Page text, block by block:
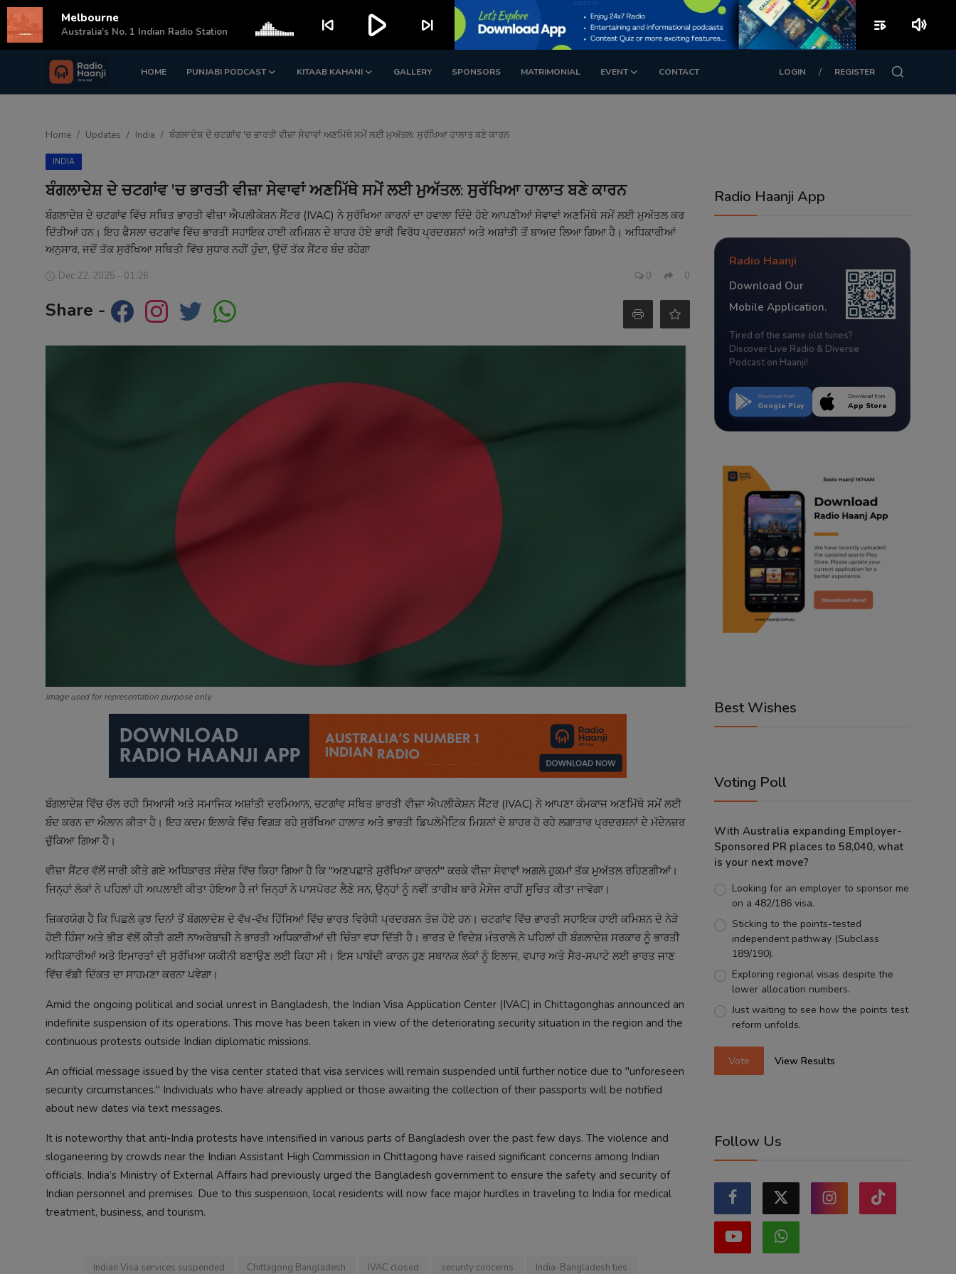
HOME PUNJABI PODCAST KITAAB KAHANI GALLERY SPONSORS MATRIMONIAL EVENT CONTACT LOGIN / REGISTER
Login Register
Punjabi Podcast
Kitaab Kahani
Sponsors
Matrimonial
Home Updates India ਬੰਗਲਾਦੇਸ਼ ਦੇ ਚਟਗਾਂਵ 'ਚ ਭਾਰਤੀ ਵੀਜ਼ਾ ਸੇਵਾਵਾਂ ਅਣਮਿੱਥੇ ਸਮੇਂ ਲਈ ਮੁਅੱਤਲ: ਸੁਰੱਖਿਆ ਹਾਲਾਤ ਬਣੇ ਕਾਰਨ
INDIA
ਬੰਗਲਾਦੇਸ਼ ਦੇ ਚਟਗਾਂਵ 'ਚ ਭਾਰਤੀ ਵੀਜ਼ਾ ਸੇਵਾਵਾਂ ਅਣਮਿੱਥੇ ਸਮੇਂ ਲਈ ਮੁਅੱਤਲ: ਸੁਰੱਖਿਆ ਹਾਲਾਤ ਬਣੇ ਕਾਰਨ
ਬੰਗਲਾਦੇਸ਼ ਦੇ ਚਟਗਾਂਵ ਵਿੱਚ ਸਥਿਤ ਭਾਰਤੀ ਵੀਜ਼ਾ ਐਪਲੀਕੇਸ਼ਨ ਸੈਂਟਰ (IVAC) ਨੇ ਸੁਰੱਖਿਆ ਕਾਰਨਾਂ ਦਾ ਹਵਾਲਾ ਦਿੰਦੇ ਹੋਏ ਆਪਣੀਆਂ ਸੇਵਾਵਾਂ ਅਣਮਿੱਥੇ ਸਮੇਂ ਲਈ ਮੁਅੱਤਲ ਕਰ
ਦਿੱਤੀਆਂ ਹਨ। ਇਹ ਫੈਸਲਾ ਚਟਗਾਂਵ ਵਿੱਚ ਭਾਰਤੀ ਸਹਾਇਕ ਹਾਈ ਕਮਿਸ਼ਨ ਦੇ ਬਾਹਰ ਹੋਏ ਭਾਰੀ ਵਿਰੋਧ ਪ੍ਰਦਰਸ਼ਨਾਂ ਅਤੇ ਅਸ਼ਾਂਤੀ ਤੋਂ ਬਾਅਦ ਲਿਆ ਗਿਆ ਹੈ। ਅਧਿਕਾਰੀਆਂ
ਅਨੁਸਾਰ, ਜਦੋਂ ਤੱਕ ਸੁਰੱਖਿਆ ਸਥਿਤੀ ਵਿੱਚ ਸੁਧਾਰ ਨਹੀਂ ਹੁੰਦਾ, ਉਦੋਂ ਤੱਕ ਸੈਂਟਰ ਬੰਦ ਰਹੇਗਾ
Dec 22, 2025 - 01:26 0 0
Share -
Image used for representation purpose only
ਬੰਗਲਾਦੇਸ਼ ਵਿੱਚ ਚੱਲ ਰਹੀ ਸਿਆਸੀ ਅਤੇ ਸਮਾਜਿਕ ਅਸ਼ਾਂਤੀ ਦਰਮਿਆਨ, ਚਟਗਾਂਵ ਸਥਿਤ ਭਾਰਤੀ ਵੀਜ਼ਾ ਐਪਲੀਕੇਸ਼ਨ ਸੈਂਟਰ (IVAC) ਨੇ ਆਪਣਾ ਕੰਮਕਾਜ ਅਣਮਿੱਥੇ ਸਮੇਂ ਲਈ
ਬੰਦ ਕਰਨ ਦਾ ਐਲਾਨ ਕੀਤਾ ਹੈ। ਇਹ ਕਦਮ ਇਲਾਕੇ ਵਿੱਚ ਵਿਗੜ ਰਹੇ ਸੁਰੱਖਿਆ ਹਾਲਾਤ ਅਤੇ ਭਾਰਤੀ ਡਿਪਲੋਮੈਟਿਕ ਮਿਸ਼ਨਾਂ ਦੇ ਬਾਹਰ ਹੋ ਰਹੇ ਲਗਾਤਾਰ ਪ੍ਰਦਰਸ਼ਨਾਂ ਦੇ ਮੱਦੇਨਜ਼ਰ
ਚੁੱਕਿਆ ਗਿਆ ਹੈ।
ਵੀਜ਼ਾ ਸੈਂਟਰ ਵੱਲੋਂ ਜਾਰੀ ਕੀਤੇ ਗਏ ਅਧਿਕਾਰਤ ਸੰਦੇਸ਼ ਵਿੱਚ ਕਿਹਾ ਗਿਆ ਹੈ ਕਿ "ਅਣਪਛਾਤੇ ਸੁਰੱਖਿਆ ਕਾਰਨਾਂ" ਕਰਕੇ ਵੀਜ਼ਾ ਸੇਵਾਵਾਂ ਅਗਲੇ ਹੁਕਮਾਂ ਤੱਕ ਮੁਅੱਤਲ ਰਹਿਣਗੀਆਂ।
ਜਿਨ੍ਹਾਂ ਲੋਕਾਂ ਨੇ ਪਹਿਲਾਂ ਹੀ ਅਪਲਾਈ ਕੀਤਾ ਹੋਇਆ ਹੈ ਜਾਂ ਜਿਨ੍ਹਾਂ ਨੇ ਪਾਸਪੋਰਟ ਲੈਣੇ ਸਨ, ਉਨ੍ਹਾਂ ਨੂੰ ਨਵੀਂ ਤਾਰੀਖ਼ ਬਾਰੇ ਮੈਸੇਜ ਰਾਹੀਂ ਸੂਚਿਤ ਕੀਤਾ ਜਾਵੇਗਾ।
ਜ਼ਿਕਰਯੋਗ ਹੈ ਕਿ ਪਿਛਲੇ ਕੁਝ ਦਿਨਾਂ ਤੋਂ ਬੰਗਲਾਦੇਸ਼ ਦੇ ਵੱਖ-ਵੱਖ ਹਿੱਸਿਆਂ ਵਿੱਚ ਭਾਰਤ ਵਿਰੋਧੀ ਪ੍ਰਦਰਸ਼ਨ ਤੇਜ਼ ਹੋਏ ਹਨ। ਚਟਗਾਂਵ ਵਿੱਚ ਭਾਰਤੀ ਸਹਾਇਕ ਹਾਈ ਕਮਿਸ਼ਨ ਦੇ ਨੇੜੇ
ਹੋਈ ਹਿੰਸਾ ਅਤੇ ਭੀੜ ਵੱਲੋਂ ਕੀਤੀ ਗਈ ਨਾਅਰੇਬਾਜ਼ੀ ਨੇ ਭਾਰਤੀ ਅਧਿਕਾਰੀਆਂ ਦੀ ਚਿੰਤਾ ਵਧਾ ਦਿੱਤੀ ਹੈ। ਭਾਰਤ ਦੇ ਵਿਦੇਸ਼ ਮੰਤਰਾਲੇ ਨੇ ਪਹਿਲਾਂ ਹੀ ਬੰਗਲਾਦੇਸ਼ ਸਰਕਾਰ ਨੂੰ ਭਾਰਤੀ
ਅਧਿਕਾਰੀਆਂ ਅਤੇ ਇਮਾਰਤਾਂ ਦੀ ਸੁਰੱਖਿਆ ਯਕੀਨੀ ਬਣਾਉਣ ਲਈ ਕਿਹਾ ਸੀ। ਇਸ ਪਾਬੰਦੀ ਕਾਰਨ ਹੁਣ ਸਥਾਨਕ ਲੋਕਾਂ ਨੂੰ ਇਲਾਜ, ਵਪਾਰ ਅਤੇ ਸੈਰ-ਸਪਾਟੇ ਲਈ ਭਾਰਤ ਜਾਣ
ਵਿੱਚ ਵੱਡੀ ਦਿੱਕਤ ਦਾ ਸਾਹਮਣਾ ਕਰਨਾ ਪਵੇਗਾ।
Amid the ongoing political and social unrest in Bangladesh, the Indian Visa Application Center (IVAC) in Chittagonghas announced an
indefinite suspension of its operations. This move has been taken in view of the deteriorating security situation in the region and the
continuous protests outside Indian diplomatic missions.
An official message issued by the visa center stated that visa services will remain suspended until further notice due to "unforeseen
security circumstances." Individuals who have already applied or those awaiting the collection of their passports will be notified
about new dates via text messages.
It is noteworthy that anti-India protests have intensified in various parts of Bangladesh over the past few days. The violence and
sloganeering by crowds near the Indian Assistant High Commission in Chittagong have raised significant concerns among Indian
officials. India’s Ministry of External Affairs had previously urged the Bangladesh government to ensure the safety and security of
Indian personnel and premises. Due to this suspension, local residents will now face major hurdles in traveling to India for medical
treatment, business, and tourism.
Indian Visa services suspended Chittagong Bangladesh IVAC closed security concerns India-Bangladesh ties
Radio Haanji App
Radio Haanji
Download Our
Mobile Application.
Tired of the same old tunes?
Discover Live Radio & Diverse
Podcast on Haanji!
Download from
Google Play
Download from
App Store
Best Wishes
Voting Poll
With Australia expanding Employer-
Sponsored PR places to 58,040, what
is your next move?
Looking for an employer to sponsor me
on a 482/186 visa.
Sticking to the points-tested
independent pathway (Subclass
189/190).
Exploring regional visas despite the
lower allocation numbers.
Just waiting to see how the points test
reform unfolds.
Vote View Results
Follow Us
Melbourne
Australia's No. 1 Indian Radio Station skip_previous play_arrow skip_next playlist_play volume_up